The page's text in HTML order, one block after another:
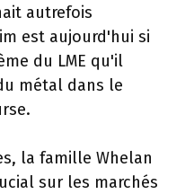
autrefois
est aujourd'hui si
du LME qu'il
métal dans le
la famille Whelan
sur les marchés